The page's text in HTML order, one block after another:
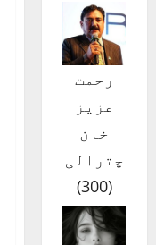
رحمت
عزیز
خان
چترالی
(
300
)